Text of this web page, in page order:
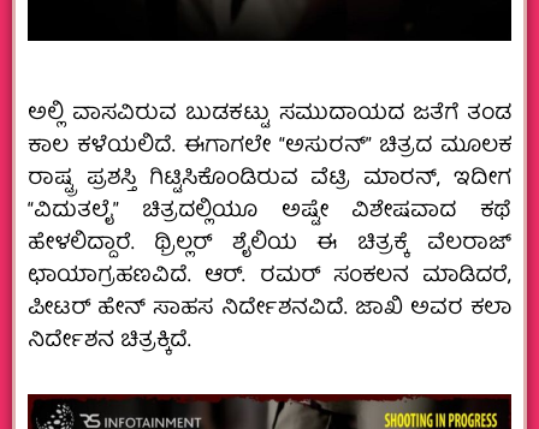
ಅಲ್ಲಿ ವಾಸವಿರುವ ಬುಡಕಟ್ಟು ಸಮುದಾಯದ ಜತೆಗೆ ತಂಡ
ಕಾಲ ಕಳೆಯಲಿದೆ. ಈಗಾಗಲೇ “ಅಸುರನ್” ಚಿತ್ರದ ಮೂಲಕ
ರಾಷ್ಟ್ರ ಪ್ರಶಸ್ತಿ ಗಿಟ್ಟಿಸಿಕೊಂಡಿರುವ ವೆಟ್ರಿ ಮಾರನ್, ಇದೀಗ
“ವಿದುತಲೈ” ಚಿತ್ರದಲ್ಲಿಯೂ ಅಷ್ಟೇ ವಿಶೇಷವಾದ ಕಥೆ
ಹೇಳಲಿದ್ದಾರೆ. ಥ್ರಿಲ್ಲರ್ ಶೈಲಿಯ ಈ ಚಿತ್ರಕ್ಕೆ ವೆಲರಾಜ್​
ಛಾಯಾಗ್ರಹಣವಿದೆ. ಆರ್​. ರಮರ್ ಸಂಕಲನ ಮಾಡಿದರೆ,
ಪೀಟರ್ ಹೇನ್ ಸಾಹಸ ನಿರ್ದೇಶನವಿದೆ. ಜಾಖಿ ಅವರ ಕಲಾ
ನಿರ್ದೇಶನ ಚಿತ್ರಕ್ಕಿದೆ.